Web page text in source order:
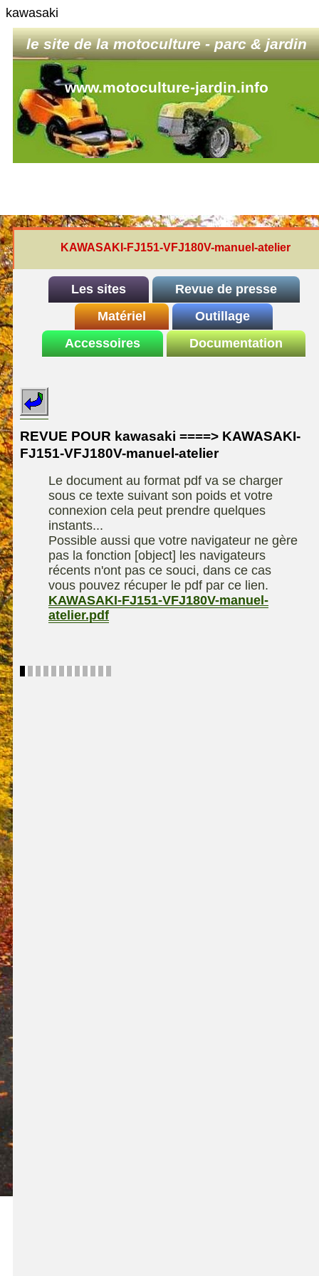
kawasaki
le site de la motoculture - parc & jardin
www.motoculture-jardin.info
KAWASAKI-FJ151-VFJ180V-manuel-atelier
Les sites
INDEX
Le site de la
motoculture
Information sur
contact
Revue de presse
REDEXIM-et-Eliet
ELIET
Motobineuse ou
Motoculteur
Technique de
compostage
Matériel
autoportee
SARP
Robomow
chevalet
Remorque
Outillage
Affuteuse
Accessoires
Documentation
REVUE POUR kawasaki ====> KAWASAKI-
FJ151-VFJ180V-manuel-atelier
Le document au format pdf va se charger
sous ce texte suivant son poids et votre
connexion cela peut prendre quelques
instants...
Possible aussi que votre navigateur ne gère
pas la fonction [object] les navigateurs
récents n'ont pas ce souci, dans ce cas
vous pouvez récuper le pdf par ce lien.
KAWASAKI-FJ151-VFJ180V-manuel-
atelier.pdf